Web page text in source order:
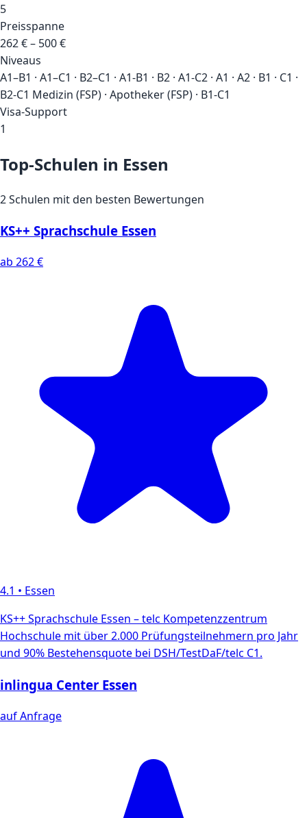
5
Preisspanne
262 € – 500 €
Niveaus
A1–B1 · A1–C1 · B2–C1 · A1-B1 · B2 · A1-C2 · A1 · A2 · B1 · C1 ·
B2-C1 Medizin (FSP) · Apotheker (FSP) · B1-C1
Visa-Support
1
Top-Schulen in Essen
2 Schulen mit den besten Bewertungen
KS++ Sprachschule Essen
ab 262 €
4.1 • Essen
KS++ Sprachschule Essen – telc Kompetenzzentrum
Hochschule mit über 2.000 Prüfungsteilnehmern pro Jahr
und 90% Bestehensquote bei DSH/TestDaF/telc C1.
inlingua Center Essen
auf Anfrage